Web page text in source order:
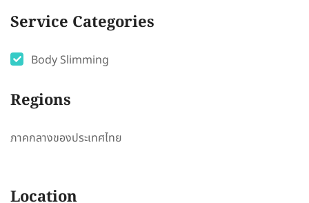
Service Categories
Body Slimming
Regions
ภาคกลางของประเทศไทย
Location